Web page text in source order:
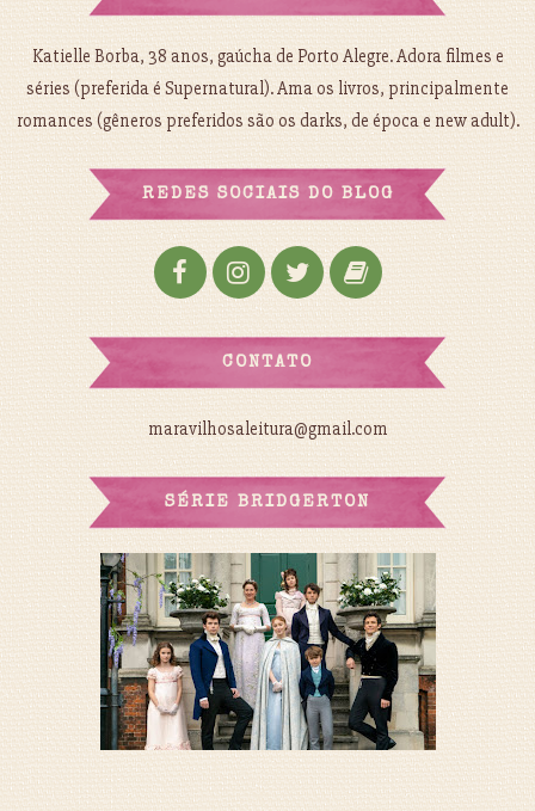
Katielle Borba, 38 anos, gaúcha de Porto Alegre. Adora filmes e
séries (preferida é Supernatural). Ama os livros, principalmente
romances (gêneros preferidos são os darks, de época e new adult).
REDES SOCIAIS DO BLOG
CONTATO
maravilhosaleitura@gmail.com
SÉRIE BRIDGERTON